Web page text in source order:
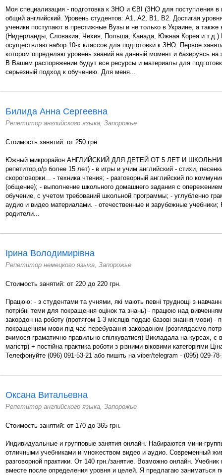
Моя специализация - подготовка к ЗНО и ЄВІ (ЗНО для поступления в
общий английский. Уровень студентов: А1, А2, В1, В2. Достигая
ученики поступают в престижные Вузы и не только в Украине, а также
(Нидерланды, Словакия, Чехия, Польша, Канада, Южная Корея и т.д.)
осуществляю набор 10-x классов для подготовки к ЗНО. Первое
котором определяю уровень знаний на данный момент и базируясь
В Вашем распоряжении будут все ресурсы и материалы для
серьезный подход к обучению. Для меня...
Билида Анна Сергеевна
Репетитор английского языка, Запорожье
Стоимость занятий: от 250 грн.
Южный микрорайон АНГЛИЙСКИЙ ДЛЯ ДЕТЕЙ ОТ 5 ЛЕТ И
репетитор,о/р более 15 лет) - в игры и учим английский - стихи,
скороговорки... - техника чтения; - разговорный английский по
(общение); - выполнение школьного домашнего задания с
обучение, с учетом требований школьной программы; - углубленно
аудио и видео материалами. - отечественные и зарубежные
родители...
Ірина Володимирівна
Репетитор немецкого языка, Запорожье
Стоимость занятий: от 220 до 220 грн.
Працюю: - з студентами та учнями, які мають певні труднощі з
потрібні теми для покращення оцінок та знань) - працюю над
закордон на роботу (протягом 1-3 місяців подаю базові знання мови) -
покращенням мови під час перебування закордоном (розглядаємо
вчимося граматично правильно спілкуватися) Викладала на курсах, є
магістр) + постійна практика роботи з різними віковими категоріями
Телефонуйте (096) 091-53-21 або пишіть на viber/telegram - (095) 029-
Оксана Витальевна
Репетитор английского языка, Запорожье
Стоимость занятий: от 170 до 365 грн.
Индивидуальные и групповые занятия онлайн. Набираются мини-
отличными учебниками и множеством видео и аудио. Современный
разговорной практики. От 140 грн./занятие. Возможно онлайн.
вместе после определения уровня и целей. Я предлагаю заниматься